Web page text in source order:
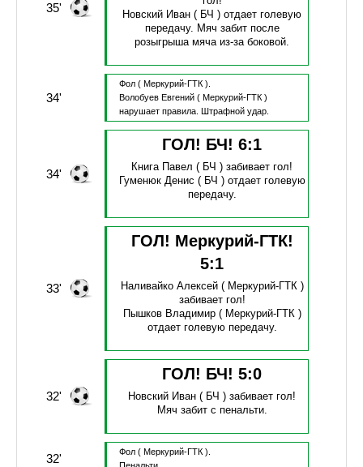
35'
Новский Иван ( БЧ )отдает голевую
передачу. Мяч забит после
розыгрыша мяча из-за боковой.
34'
Фол ( Меркурий-ГТК ).
Волобуев Евгений( Меркурий-ГТК )
нарушает правила.
Штрафной удар.
34'
ГОЛ! БЧ!6:1
Книга Павел ( БЧ )забивает гол!
Гуменюк Денис ( БЧ ) отдает голевую
передачу.
33'
ГОЛ! Меркурий-ГТК!
5:1
Наливайко Алексей( Меркурий-ГТК )
забивает гол!
Пышков Владимир( Меркурий-ГТК )
отдает голевую передачу.
32'
ГОЛ! БЧ!5:0
Новский Иван ( БЧ )забивает гол!
Мяч забит с пенальти.
32' Фол ( Меркурий-ГТК ).